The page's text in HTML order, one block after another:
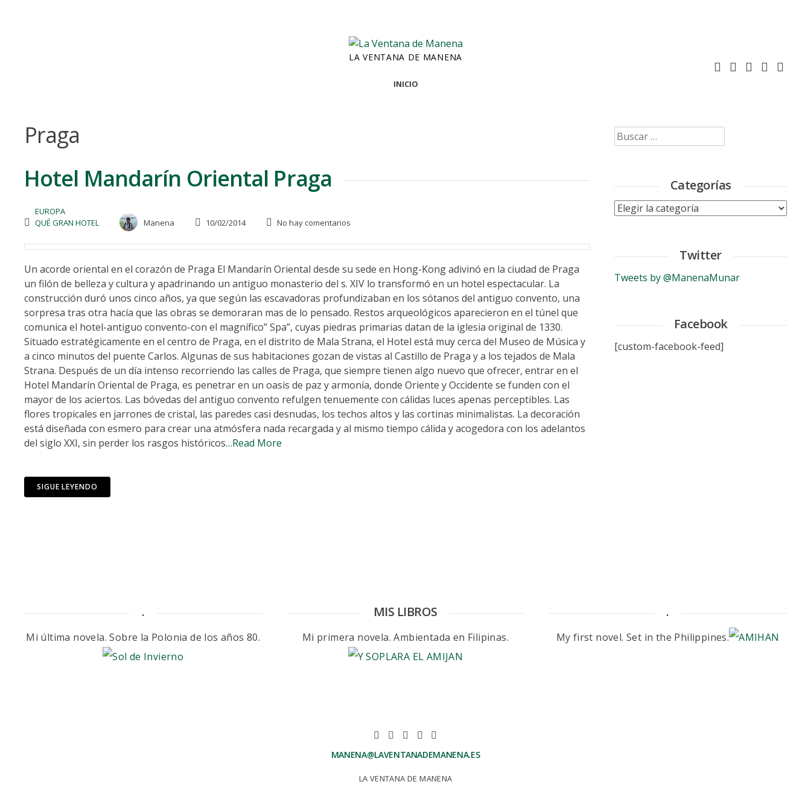
LA VENTANA DE MANENA
INICIO
Praga
Hotel Mandarín Oriental Praga
EUROPA
QUÉ GRAN HOTEL
Manena 10/02/2014 No hay comentarios
Un acorde oriental en el corazón de Praga El Mandarín Oriental desde su sede en Hong-Kong adivinó en la ciudad de Praga
un filón de belleza y cultura y apadrinando un antiguo monasterio del s. XIV lo transformó en un hotel espectacular. La
construcción duró unos cinco años, ya que según las escavadoras profundizaban en los sótanos del antiguo convento, una
sorpresa tras otra hacía que las obras se demoraran mas de lo pensado. Restos arqueológicos aparecieron en el túnel que
comunica el hotel-antiguo convento-con el magnífico” Spa”, cuyas piedras primarias datan de la iglesia original de 1330.
Situado estratégicamente en el centro de Praga, en el distrito de Mala Strana, el Hotel está muy cerca del Museo de Música y
a cinco minutos del puente Carlos. Algunas de sus habitaciones gozan de vistas al Castillo de Praga y a los tejados de Mala
Strana. Después de un día intenso recorriendo las calles de Praga, que siempre tienen algo nuevo que ofrecer, entrar en el
Hotel Mandarín Oriental de Praga, es penetrar en un oasis de paz y armonía, donde Oriente y Occidente se funden con el
mayor de los aciertos. Las bóvedas del antiguo convento refulgen tenuemente con cálidas luces apenas perceptibles. Las
flores tropicales en jarrones de cristal, las paredes casi desnudas, los techos altos y las cortinas minimalistas. La decoración
está diseñada con esmero para crear una atmósfera nada recargada y al mismo tiempo cálida y acogedora con los adelantos
del siglo XXI, sin perder los rasgos históricos…Read More
SIGUE LEYENDO
Buscar:
Categorías
Categorías
Twitter
Tweets by @ManenaMunar
Facebook
[custom-facebook-feed]
.
Mi última novela. Sobre la Polonia de los años 80.
MIS LIBROS
Mi primera novela. Ambientada en Filipinas.
.
My first novel. Set in the Philippines.
MANENA@LAVENTANADEMANENA.ES
LA VENTANA DE MANENA